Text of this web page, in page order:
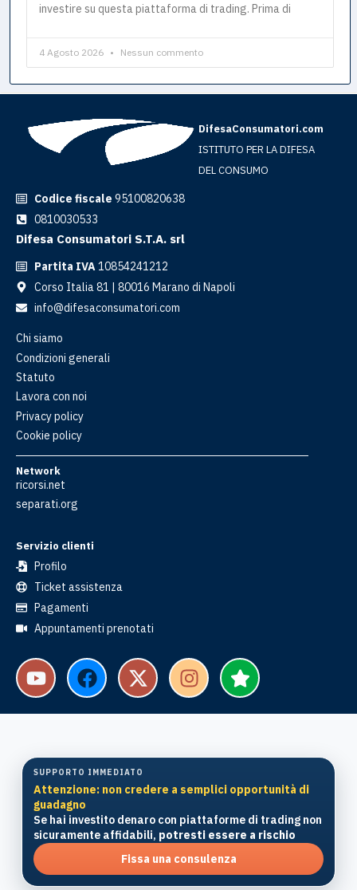
investire su questa piattaforma di trading. Prima di
4 Agosto 2026 Nessun commento
DifesaConsumatori.com
ISTITUTO PER LA DIFESA
DEL CONSUMO
Codice fiscale 95100820638
0810030533
Difesa Consumatori S.T.A. srl
Partita IVA10854241212
Corso Italia 81 | 80016 Marano di Napoli
info@difesaconsumatori.com
Chi siamo
Condizioni generali
Statuto
Lavora con noi
Privacy policy
Cookie policy
Network
ricorsi.net
separati.org
Servizio clienti
Profilo
Ticket assistenza
Pagamenti
Appuntamenti prenotati
SUPPORTO IMMEDIATO
Attenzione: non credere a semplici opportunità di
guadagno
Se hai investito denaro con piattaforme di trading non
sicuramente affidabili, potresti essere a rischio
Fissa una consulenza